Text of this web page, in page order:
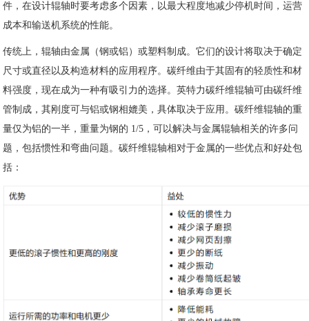
件，在设计辊轴时要考虑多个因素，以最大程度地减少停机时间，运营
成本和输送机系统的性能。
传统上，辊轴由金属（钢或铝）或塑料制成。它们的设计将取决于确定
尺寸或直径以及构造材料的应用程序。碳纤维由于其固有的轻质性和材
料强度，现在成为一种有吸引力的选择。英特力碳纤维辊轴可由碳纤维
管制成，其刚度可与铝或钢相媲美，具体取决于应用。碳纤维辊轴的重
量仅为铝的一半，重量为钢的 1/5，可以解决与金属辊轴相关的许多问
题，包括惯性和弯曲问题。碳纤维辊轴相对于金属的一些优点和好处包
括：